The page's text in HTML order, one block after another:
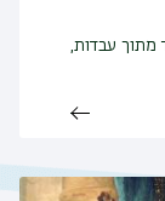
מתוך עבדות,